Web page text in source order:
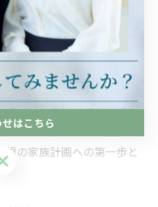
する傾向がみられます。
所やマッチングサービス
ます。埼玉県蕨市でも、地
注目されており、同じ価
自分自身の現状や市場の
す。まずは自分の婚活成
の家族計画への第一歩と
はこちら
はこちら